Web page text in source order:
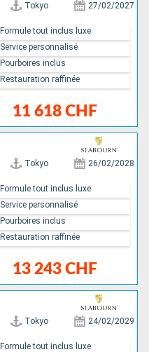
Tokyo 27/02/2027
11 618 CHF
Formule tout inclus luxe
Service personnalisé
Pourboires inclus
Restauration raffinée
Tokyo 26/02/2028
13 243 CHF
Formule tout inclus luxe
Service personnalisé
Pourboires inclus
Restauration raffinée
Tokyo 24/02/2029
Formule tout inclus luxe